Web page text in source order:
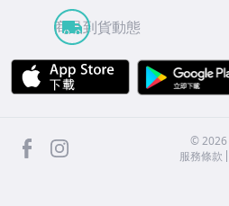
商品到貨動態
APP Store
facebook ©2026
服務條款